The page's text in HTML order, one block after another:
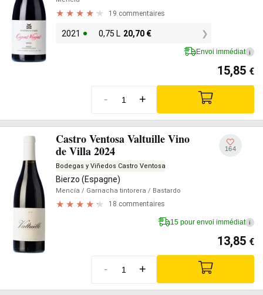
19 commentaires
2021 0,75 L 20,70 €
Envoi immédiat i
15,85 €
- +
Castro Ventosa Valtuille Vino
de Villa 2024
Bodegas y Viñedos Castro Ventosa
Bierzo (Espagne)
Mencía / Garnacha tintorera / Bastardo
18 commentaires
164
15 pour envoi immédiat i
13,85 €
- +